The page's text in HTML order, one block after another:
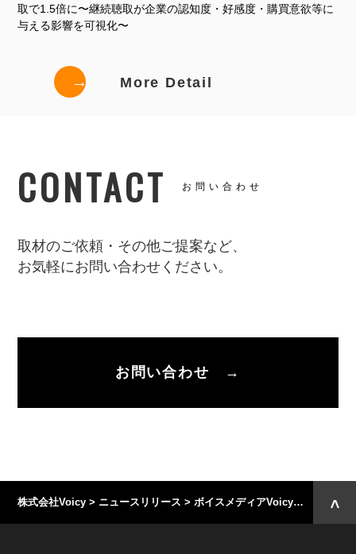
取で1.5倍に〜継続聴取が企業の認知度・好感度・購買意欲等に
与える影響を可視化〜
→ More Detail
CONTACT お問い合わせ
取材のご依頼・その他ご提案など、
お気軽にお問い合わせください。
お問い合わせ →
株式会社Voicy > ニュースリリース > ボイスメディアVoicyで「ホリエモンチャンネル」の放送が開始〜人気のYouTube番組が耳だけで楽しめる音声コンテンツに！〜